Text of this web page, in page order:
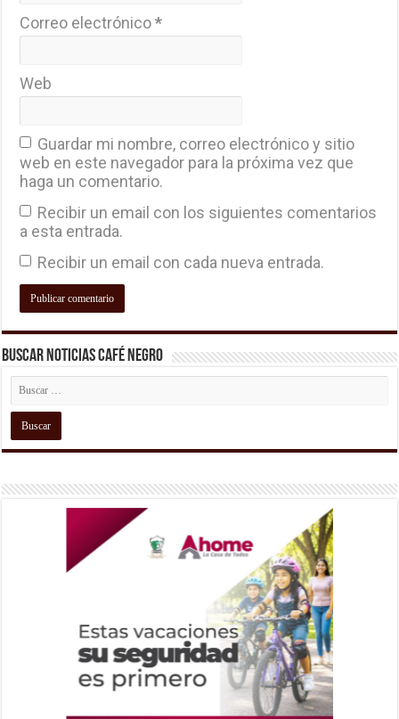
Correo electrónico*
Web
Guardar mi nombre, correo electrónico y sitio
web en este navegador para la próxima vez que
haga un comentario.
Recibir un email con los siguientes comentarios
a esta entrada.
Recibir un email con cada nueva entrada.
Buscar Noticias Café Negro